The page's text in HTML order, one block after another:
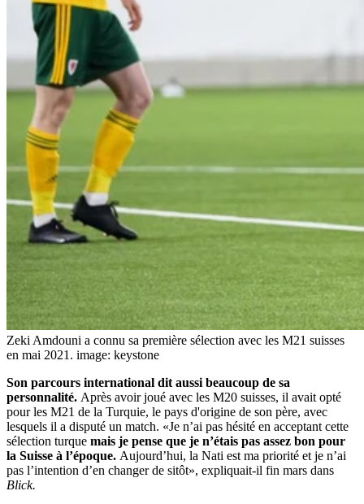
Zeki Amdouni a connu sa première sélection avec les M21 suisses
en mai 2021. image: keystone
Son parcours international dit aussi beaucoup de sa
personnalité. Après avoir joué avec les M20 suisses, il avait opté
pour les M21 de la Turquie, le pays d'origine de son père, avec
lesquels il a disputé un match. «Je n’ai pas hésité en acceptant cette
sélection turque mais je pense que je n’étais pas assez bon pour
la Suisse à l’époque. Aujourd’hui, la Nati est ma priorité et je n’ai
pas l’intention d’en changer de sitôt», expliquait-il fin mars dans
Blick.